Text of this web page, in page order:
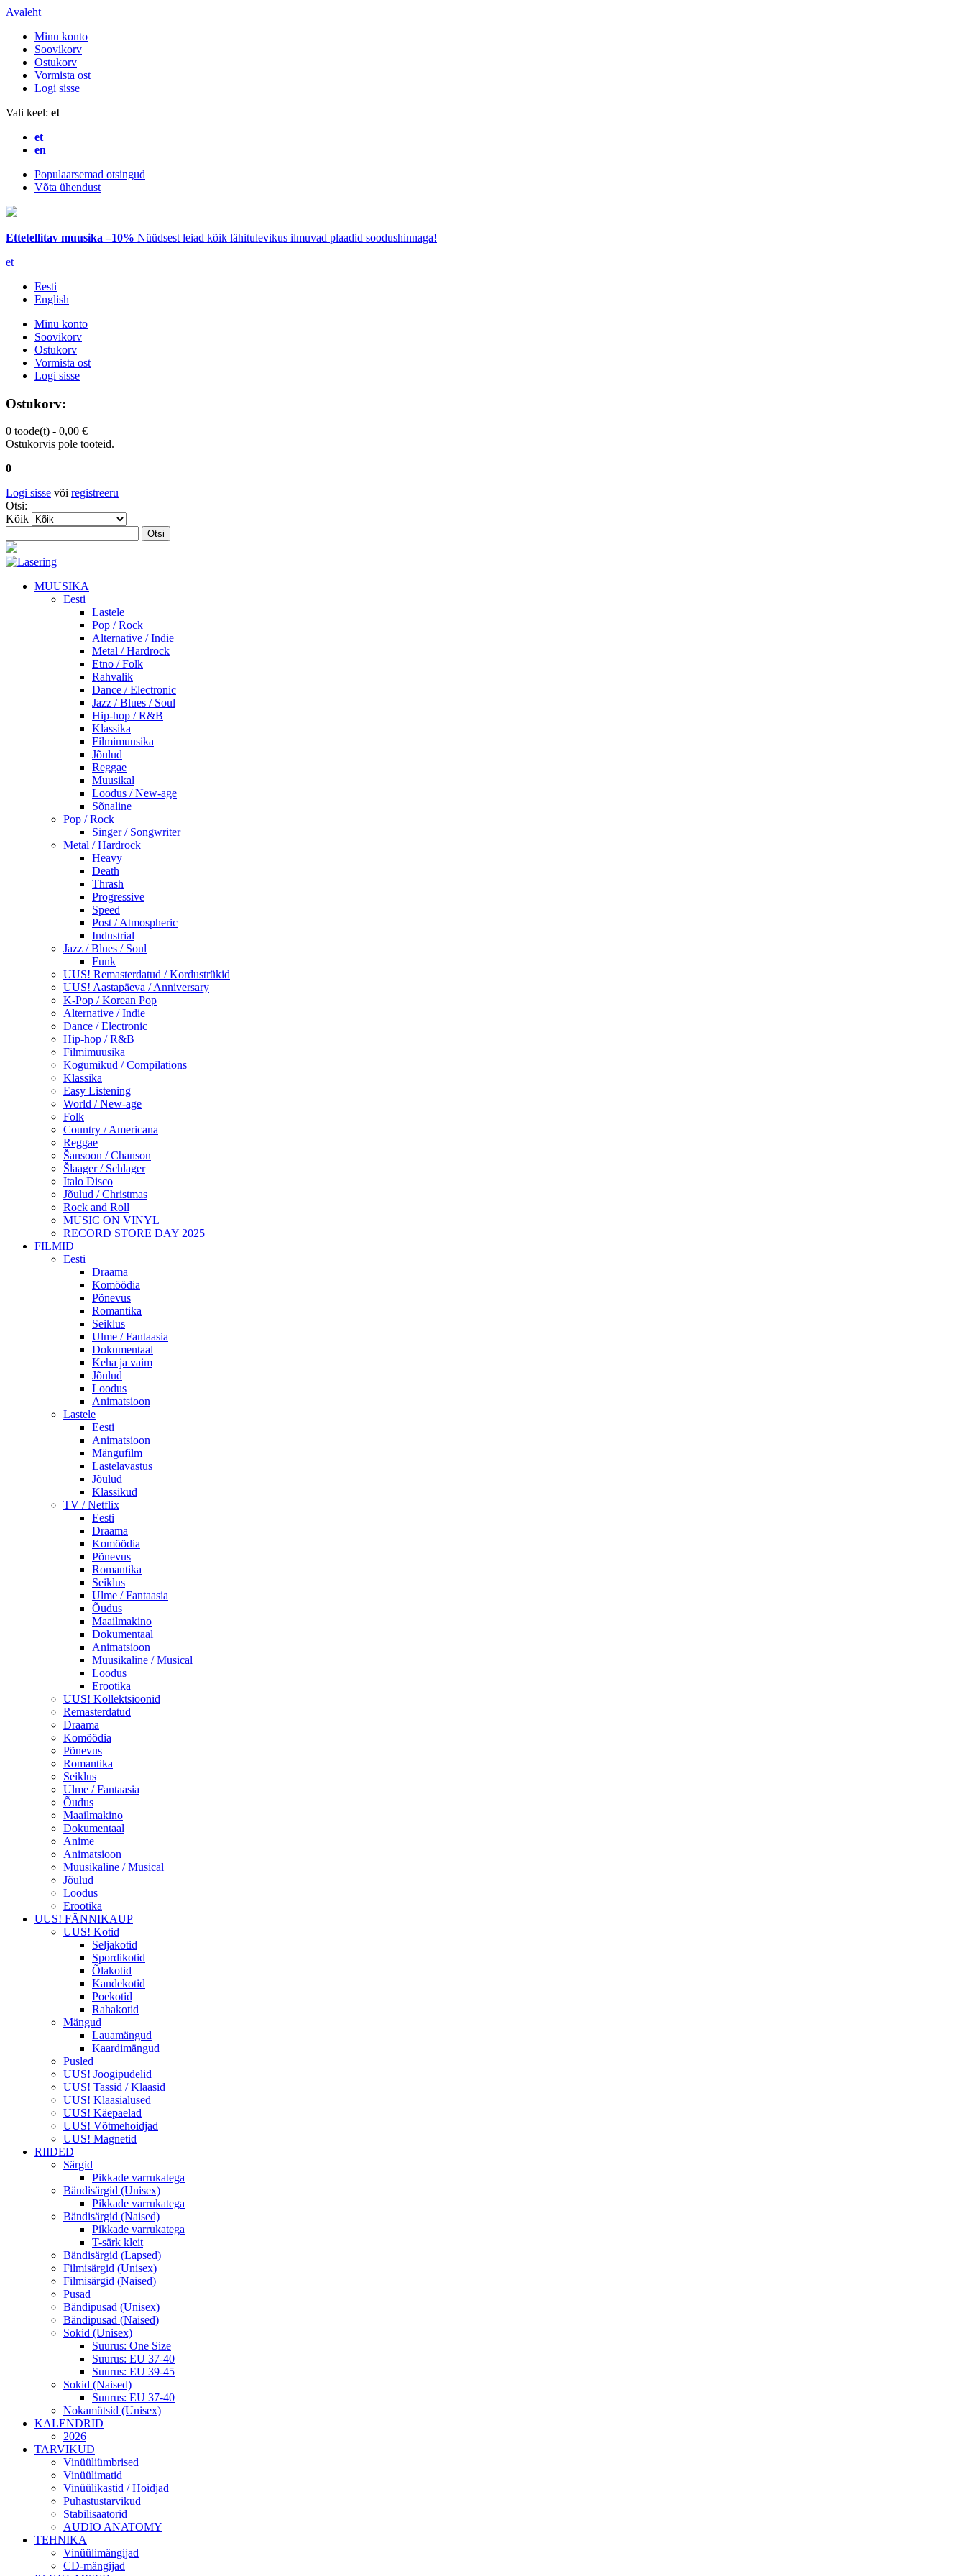
Avaleht
Minu konto
Soovikorv
Ostukorv
Vormista ost
Logi sisse
Vali keel: et
et
en
Populaarsemad otsingud
Võta ühendust
Ettetellitav muusika –10% Nüüdsest leiad kõik lähitulevikus ilmuvad plaadid soodushinnaga!
et
Eesti
English
Minu konto
Soovikorv
Ostukorv
Vormista ost
Logi sisse
Ostukorv:
0 toode(t) - 0,00 €
Ostukorvis pole tooteid.
0
Logi sisse või registreeru
Otsi:
Kõik
Otsi
MUUSIKA
Eesti
Lastele
Pop / Rock
Alternative / Indie
Metal / Hardrock
Etno / Folk
Rahvalik
Dance / Electronic
Jazz / Blues / Soul
Hip-hop / R&B
Klassika
Filmimuusika
Jõulud
Reggae
Muusikal
Loodus / New-age
Sõnaline
Pop / Rock
Singer / Songwriter
Metal / Hardrock
Heavy
Death
Thrash
Progressive
Speed
Post / Atmospheric
Industrial
Jazz / Blues / Soul
Funk
UUS! Remasterdatud / Kordustrükid
UUS! Aastapäeva / Anniversary
K-Pop / Korean Pop
Alternative / Indie
Dance / Electronic
Hip-hop / R&B
Filmimuusika
Kogumikud / Compilations
Klassika
Easy Listening
World / New-age
Folk
Country / Americana
Reggae
Šansoon / Chanson
Šlaager / Schlager
Italo Disco
Jõulud / Christmas
Rock and Roll
MUSIC ON VINYL
RECORD STORE DAY 2025
FILMID
Eesti
Draama
Komöödia
Põnevus
Romantika
Seiklus
Ulme / Fantaasia
Dokumentaal
Keha ja vaim
Jõulud
Loodus
Animatsioon
Lastele
Eesti
Animatsioon
Mängufilm
Lastelavastus
Jõulud
Klassikud
TV / Netflix
Eesti
Draama
Komöödia
Põnevus
Romantika
Seiklus
Ulme / Fantaasia
Õudus
Maailmakino
Dokumentaal
Animatsioon
Muusikaline / Musical
Loodus
Erootika
UUS! Kollektsioonid
Remasterdatud
Draama
Komöödia
Põnevus
Romantika
Seiklus
Ulme / Fantaasia
Õudus
Maailmakino
Dokumentaal
Anime
Animatsioon
Muusikaline / Musical
Jõulud
Loodus
Erootika
UUS! FÄNNIKAUP
UUS! Kotid
Seljakotid
Spordikotid
Õlakotid
Kandekotid
Poekotid
Rahakotid
Mängud
Lauamängud
Kaardimängud
Pusled
UUS! Joogipudelid
UUS! Tassid / Klaasid
UUS! Klaasialused
UUS! Käepaelad
UUS! Võtmehoidjad
UUS! Magnetid
RIIDED
Särgid
Pikkade varrukatega
Bändisärgid (Unisex)
Pikkade varrukatega
Bändisärgid (Naised)
Pikkade varrukatega
T-särk kleit
Bändisärgid (Lapsed)
Filmisärgid (Unisex)
Filmisärgid (Naised)
Pusad
Bändipusad (Unisex)
Bändipusad (Naised)
Sokid (Unisex)
Suurus: One Size
Suurus: EU 37-40
Suurus: EU 39-45
Sokid (Naised)
Suurus: EU 37-40
Nokamütsid (Unisex)
KALENDRID
2026
TARVIKUD
Vinüüliümbrised
Vinüülimatid
Vinüülikastid / Hoidjad
Puhastustarvikud
Stabilisaatorid
AUDIO ANATOMY
TEHNIKA
Vinüülimängijad
CD-mängijad